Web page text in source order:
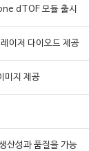
dTOF 모듈 출시
이저 다이오드 제공
미지 제공
산성과 품질을 가능